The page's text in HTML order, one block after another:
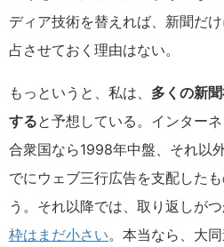
ディア技術を替えれば、新聞だ
占させておく理由はない。
もっというと、私は、 多くの新
すると予想している。インター
合衆国なら1998年中盤、それ以
でにウェブ三行広告を支配した
う。それ以降では、取り返しがつ
枠はまだ小さい。本当なら、大